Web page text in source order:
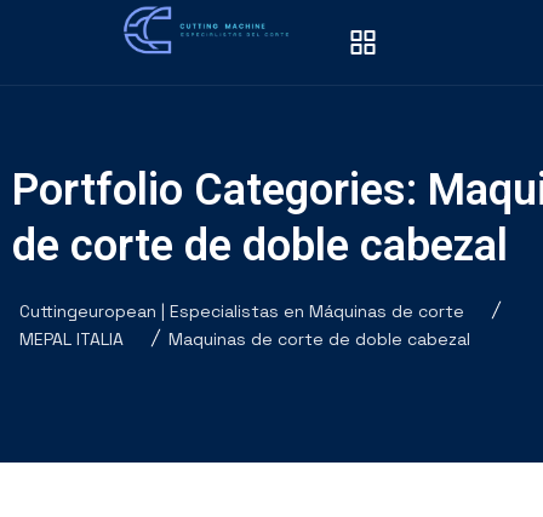
Portfolio Categories:
de corte de doble cabezal
Cuttingeuropean | Especialistas en Máquinas de corte
MEPAL ITALIA
Maquinas de corte de doble cabezal